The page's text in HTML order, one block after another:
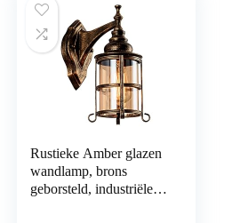
Rustieke Amber glazen
wandlamp, brons
geborsteld, industriële